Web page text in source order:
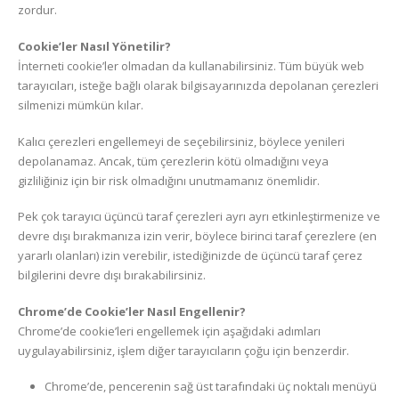
zordur.
Cookie’ler Nasıl Yönetilir?
İnterneti cookie’ler olmadan da kullanabilirsiniz. Tüm büyük web
tarayıcıları, isteğe bağlı olarak bilgisayarınızda depolanan çerezleri
silmenizi mümkün kılar.
Kalıcı çerezleri engellemeyi de seçebilirsiniz, böylece yenileri
depolanamaz. Ancak, tüm çerezlerin kötü olmadığını veya
gizliliğiniz için bir risk olmadığını unutmamanız önemlidir.
Pek çok tarayıcı üçüncü taraf çerezleri ayrı ayrı etkinleştirmenize ve
devre dışı bırakmanıza izin verir, böylece birinci taraf çerezlere (en
yararlı olanları) izin verebilir, istediğinizde de üçüncü taraf çerez
bilgilerini devre dışı bırakabilirsiniz.
Chrome’de Cookie’ler Nasıl Engellenir?
Chrome’de cookie’leri engellemek için aşağıdaki adımları
uygulayabilirsiniz, işlem diğer tarayıcıların çoğu için benzerdir.
Chrome’de, pencerenin sağ üst tarafındaki üç noktalı menüyü